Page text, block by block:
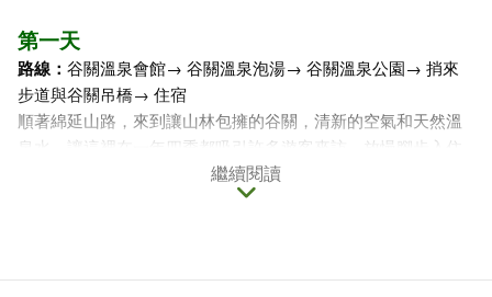
第一天
路線： 谷關溫泉會館→ 谷關溫泉泡湯→ 谷關溫泉公園→ 捎來
步道與谷關吊橋→ 住宿
順著綿延山路，來到讓山林包擁的谷關，清新的空氣和天然溫
泉水，讓這裡在一年四季都吸引許多遊客來訪，放慢腳步入住
一夜溫泉鄉，谷關的美好值得細細品味。
繼續閱讀